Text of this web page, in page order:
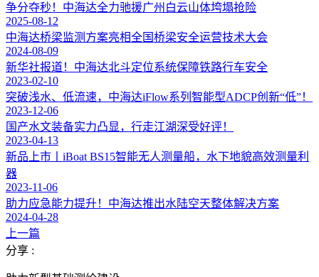
争分夺秒！中海达全力驰援广州白云山体垮塌抢险
2025-08-12
中海达桥梁监测方案亮相全国桥梁安全运营技术大会
2024-08-09
新华社报道！中海达北斗定位系统保障铁路行车安全
2023-02-10
突破浅水、低流速，中海达iFlow系列智能型ADCP创新“低”！
2023-12-06
国产水文装备实力凸显，行走江湖深受好评！
2023-04-13
新品上市丨iBoat BS15智能无人测量船，水下地貌高效测量利
器
2023-11-06
助力应急能力提升！中海达推出水陆空天整体解决方案
2024-04-28
上一篇
分享 :